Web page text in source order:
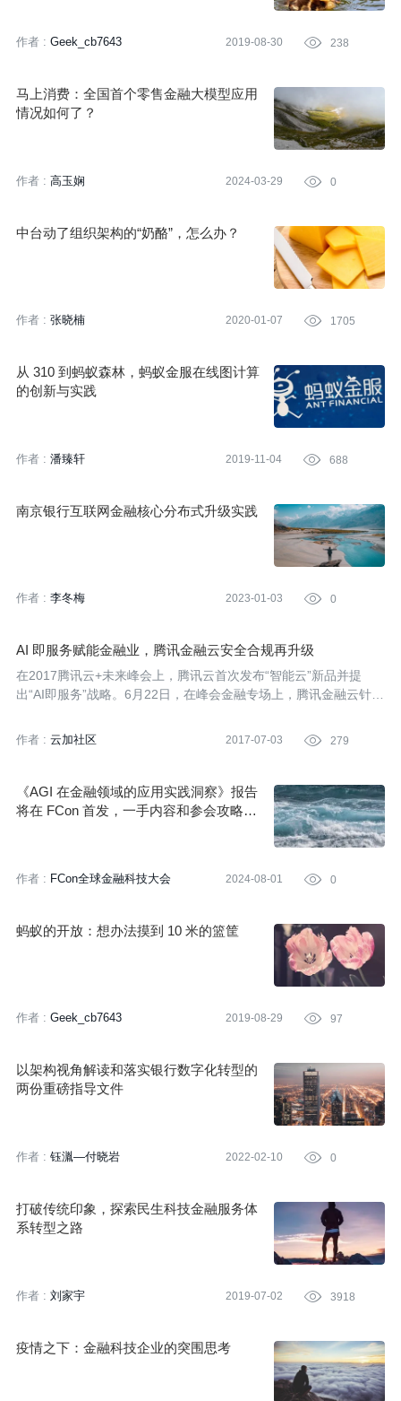
作者 : Geek_cb7643 2019-08-30  238
马上消费：全国首个零售金融大模型应用
情况如何了？
作者 : 高玉娴 2024-03-29  0
中台动了组织架构的“奶酪”，怎么办？
作者 : 张晓楠 2020-01-07  1705
从 310 到蚂蚁森林，蚂蚁金服在线图计算
的创新与实践
作者 : 潘臻轩 2019-11-04  688
南京银行互联网金融核心分布式升级实践
作者 : 李冬梅 2023-01-03  0
AI 即服务赋能金融业，腾讯金融云安全合规再升级
在2017腾讯云+未来峰会上，腾讯云首次发布“智能云”新品并提
出“AI即服务”战略。6月22日，在峰会金融专场上，腾讯金融云针对
创新与升级，推动金融机构借力安全合规的金融云以及大数据、人
工智能等新兴技术，实现金融业务智慧创新与普惠金融的落地。
作者 : 云加社区 2017-07-03  279
《AGI 在金融领域的应用实践洞察》报告
将在 FCon 首发，一手内容和参会攻略已
作者 : FCon全球金融科技大会 2024-08-01  0
蚂蚁的开放：想办法摸到 10 米的篮筐
作者 : Geek_cb7643 2019-08-29  97
以架构视角解读和落实银行数字化转型的
两份重磅指导文件
作者 : 钰湚—付晓岩 2022-02-10  0
打破传统印象，探索民生科技金融服务体
系转型之路
作者 : 刘家宇 2019-07-02  3918
疫情之下：金融科技企业的突围思考